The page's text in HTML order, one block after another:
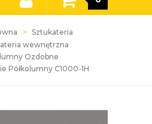
Sztukateria
wewnętrzna
Ozdobne
Półkolumny C1000-1H